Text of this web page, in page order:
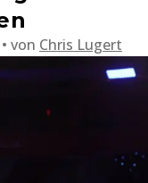
von Chris Lugert